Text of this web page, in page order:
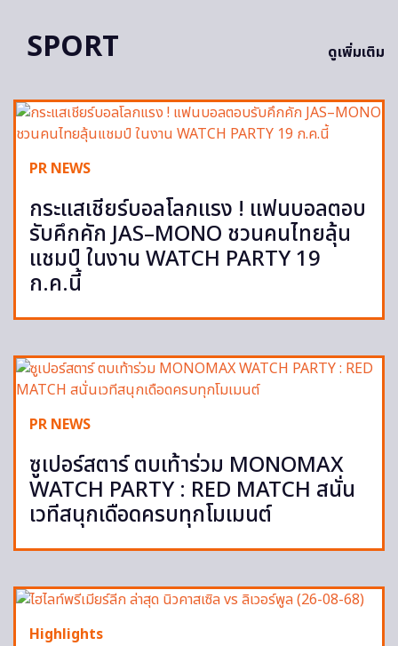
SPORT
ดูเพิ่มเติม
PR NEWS
กระแสเชียร์บอลโลกแรง ! แฟนบอลตอบ
รับคึกคัก JAS–MONO ชวนคนไทยลุ้น
แชมป์ ในงาน WATCH PARTY 19
ก.ค.นี้
PR NEWS
ซูเปอร์สตาร์ ตบเท้าร่วม MONOMAX
WATCH PARTY : RED MATCH สนั่น
เวทีสนุกเดือดครบทุกโมเมนต์
Highlights